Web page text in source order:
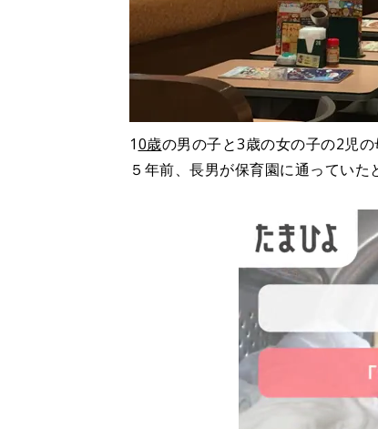
10歳の男の子と3歳の女の子の2児
５年前、長男が保育園に通っていた